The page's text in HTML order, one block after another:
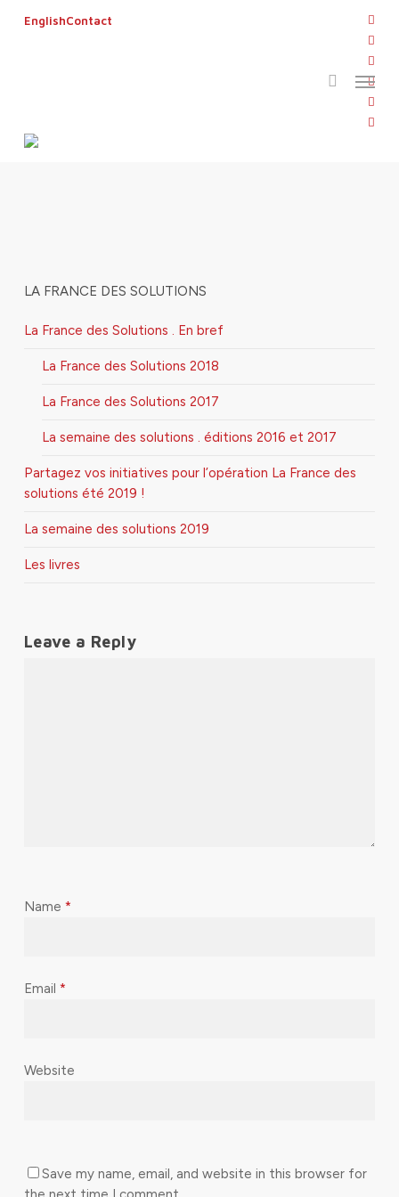
flickr
EnglishContact
search
Menu
LA FRANCE DES SOLUTIONS
La France des Solutions . En bref
La France des Solutions 2018
La France des Solutions 2017
La semaine des solutions . éditions 2016 et 2017
Partagez vos initiatives pour l’opération La France des
solutions été 2019 !
La semaine des solutions 2019
Les livres
Leave a Reply
Name *
Email *
Website
Save my name, email, and website in this browser for